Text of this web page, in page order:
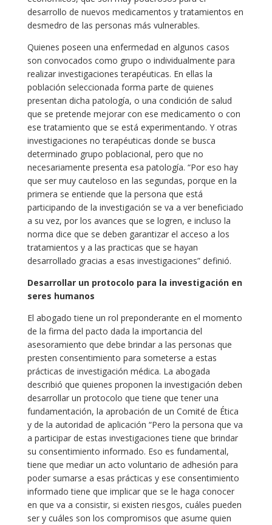
desarrollo de nuevos medicamentos y tratamientos en
desmedro de las personas más vulnerables.
Quienes poseen una enfermedad en algunos casos
son convocados como grupo o individualmente para
realizar investigaciones terapéuticas. En ellas la
población seleccionada forma parte de quienes
presentan dicha patología, o una condición de salud
que se pretende mejorar con ese medicamento o con
ese tratamiento que se está experimentando. Y otras
investigaciones no terapéuticas donde se busca
determinado grupo poblacional, pero que no
necesariamente presenta esa patología. “Por eso hay
que ser muy cauteloso en las segundas, porque en la
primera se entiende que la persona que está
participando de la investigación se va a ver beneficiado
a su vez, por los avances que se logren, e incluso la
norma dice que se deben garantizar el acceso a los
tratamientos y a las practicas que se hayan
desarrollado gracias a esas investigaciones” definió.
Desarrollar un protocolo para la investigación en
seres humanos
El abogado tiene un rol preponderante en el momento
de la firma del pacto dada la importancia del
asesoramiento que debe brindar a las personas que
presten consentimiento para someterse a estas
prácticas de investigación médica. La abogada
describió que quienes proponen la investigación deben
desarrollar un protocolo que tiene que tener una
fundamentación, la aprobación de un Comité de Ética
y de la autoridad de aplicación “Pero la persona que va
a participar de estas investigaciones tiene que brindar
su consentimiento informado. Eso es fundamental,
tiene que mediar un acto voluntario de adhesión para
poder sumarse a esas prácticas y ese consentimiento
informado tiene que implicar que se le haga conocer
en que va a consistir, si existen riesgos, cuáles pueden
ser y cuáles son los compromisos que asume quien